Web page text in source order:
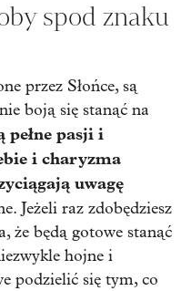
spod znaku
przez Słońce, są
boją się stanąć na
pełne pasji i
i charyzma
uwagę
Jeżeli raz zdobędziesz
że będą gotowe stanąć
hojne i
podzielić się tym, co